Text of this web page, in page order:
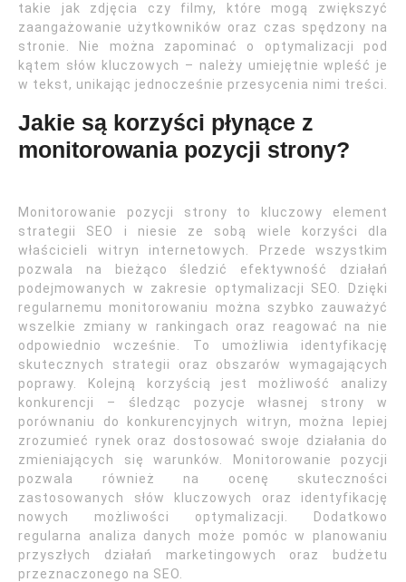
takie jak zdjęcia czy filmy, które mogą zwiększyć
zaangażowanie użytkowników oraz czas spędzony na
stronie. Nie można zapominać o optymalizacji pod
kątem słów kluczowych – należy umiejętnie wpleść je
w tekst, unikając jednocześnie przesycenia nimi treści.
Jakie są korzyści płynące z
monitorowania pozycji strony?
Monitorowanie pozycji strony to kluczowy element
strategii SEO i niesie ze sobą wiele korzyści dla
właścicieli witryn internetowych. Przede wszystkim
pozwala na bieżąco śledzić efektywność działań
podejmowanych w zakresie optymalizacji SEO. Dzięki
regularnemu monitorowaniu można szybko zauważyć
wszelkie zmiany w rankingach oraz reagować na nie
odpowiednio wcześnie. To umożliwia identyfikację
skutecznych strategii oraz obszarów wymagających
poprawy. Kolejną korzyścią jest możliwość analizy
konkurencji – śledząc pozycje własnej strony w
porównaniu do konkurencyjnych witryn, można lepiej
zrozumieć rynek oraz dostosować swoje działania do
zmieniających się warunków. Monitorowanie pozycji
pozwala również na ocenę skuteczności
zastosowanych słów kluczowych oraz identyfikację
nowych możliwości optymalizacji. Dodatkowo
regularna analiza danych może pomóc w planowaniu
przyszłych działań marketingowych oraz budżetu
przeznaczonego na SEO.